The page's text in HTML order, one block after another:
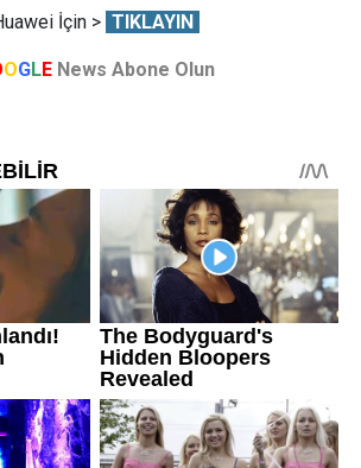
İçin > TIKLAYIN
OGLE News Abone Olun